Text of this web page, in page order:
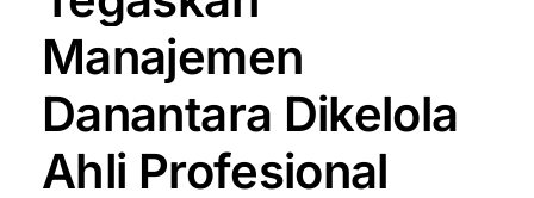
Manajemen
Danantara Dikelola
Ahli Profesional